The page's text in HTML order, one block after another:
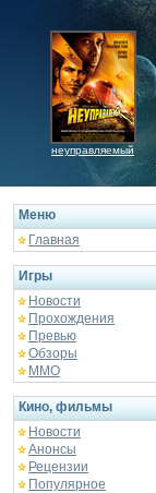
неуправляемый
Меню
Главная
Игры
Новости
Прохождения
Превью
Обзоры
ММО
Кино, фильмы
Новости
Анонсы
Рецензии
Популярное